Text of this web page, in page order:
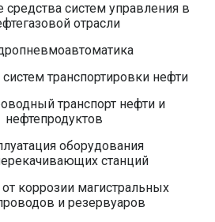
средства систем управления в
отрасли
транспортировки нефти
транспорт нефти и
нефтепродуктов
оборудования
станций
коррозии магистральных
и резервуаров